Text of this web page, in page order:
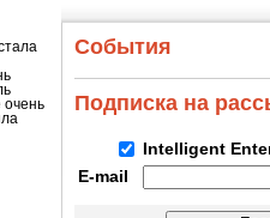
События
Подписка на
Intelligent
E-mail